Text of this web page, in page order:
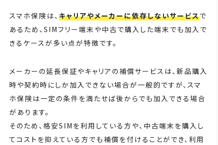
スマホ保険は、 キャリアやメーカーに依存しないサービスで
あるため、SIMフリー端末や中古で購入した端末でも加入で
きるケースが多い点が特徴です。
メーカーの延長保証やキャリアの補償サービスは、新品購入
時や契約時にしか加入できない場合が一般的ですが、スマ
ホ保険は一定の条件を満たせば後からでも加入できる場合
があります。
そのため、格安SIMを利用している方や、中古端末を購入し
てコストを抑えている方でも補償を付けることができ、利用